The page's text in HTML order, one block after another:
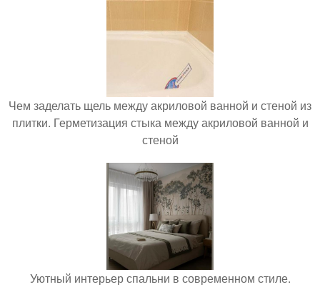
Чем заделать щель между акриловой ванной и стеной из
плитки. Герметизация стыка между акриловой ванной и
стеной
Уютный интерьер спальни в современном стиле.